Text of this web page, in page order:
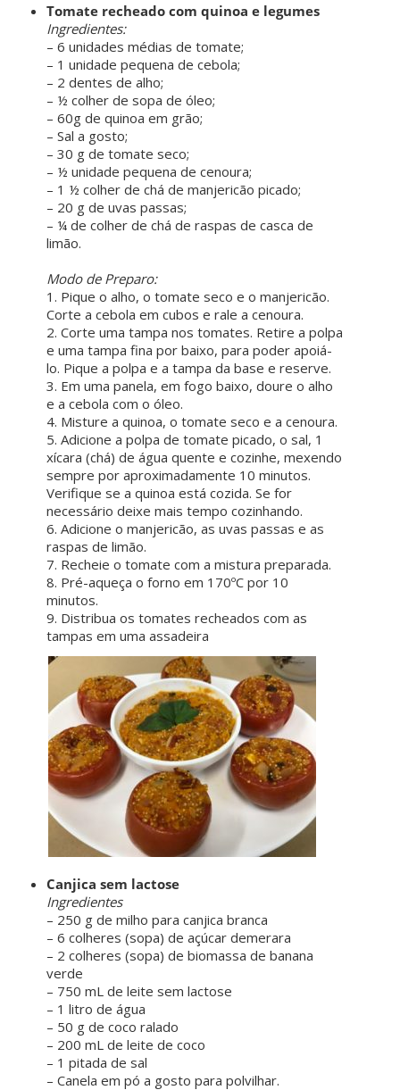
Tomate recheado com quinoa e legumes
Ingredientes:
– 6 unidades médias de tomate;
– 1 unidade pequena de cebola;
– 2 dentes de alho;
– ½ colher de sopa de óleo;
– 60g de quinoa em grão;
– Sal a gosto;
– 30 g de tomate seco;
– ½ unidade pequena de cenoura;
– 1 ½ colher de chá de manjericão picado;
– 20 g de uvas passas;
– ¼ de colher de chá de raspas de casca de
limão.
Modo de Preparo:
1. Pique o alho, o tomate seco e o manjericão.
Corte a cebola em cubos e rale a cenoura.
2. Corte uma tampa nos tomates. Retire a polpa
e uma tampa fina por baixo, para poder apoiá-
lo. Pique a polpa e a tampa da base e reserve.
3. Em uma panela, em fogo baixo, doure o alho
e a cebola com o óleo.
4. Misture a quinoa, o tomate seco e a cenoura.
5. Adicione a polpa de tomate picado, o sal, 1
xícara (chá) de água quente e cozinhe, mexendo
sempre por aproximadamente 10 minutos.
Verifique se a quinoa está cozida. Se for
necessário deixe mais tempo cozinhando.
6. Adicione o manjericão, as uvas passas e as
raspas de limão.
7. Recheie o tomate com a mistura preparada.
8. Pré-aqueça o forno em 170ºC por 10
minutos.
9. Distribua os tomates recheados com as
tampas em uma assadeira
Canjica sem lactose
Ingredientes
– 250 g de milho para canjica branca
– 6 colheres (sopa) de açúcar demerara
– 2 colheres (sopa) de biomassa de banana
verde
– 750 mL de leite sem lactose
– 1 litro de água
– 50 g de coco ralado
– 200 mL de leite de coco
– 1 pitada de sal
– Canela em pó a gosto para polvilhar.